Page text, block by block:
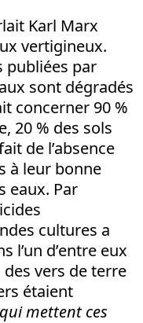
Karl Marx
vertigineux.
publiées par
sont dégradés
concerner 90 %
20 % des sols
de l’absence
à leur bonne
eaux. Par
cultures a
l’un d’entre eux
des vers de terre
étaient
mettent ces